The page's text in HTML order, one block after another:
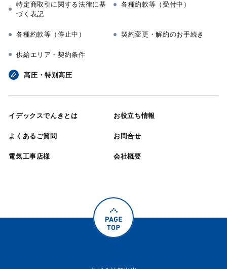
特定商取引に関する法律に基
づく表記
各種約款等（受付中）
各種約款等（停止中） 契約変更・解約のお手続き
供給エリア・契約条件
高圧・特別高圧
イデックスでんきとは お役立ち情報
よくあるご質問 お問合せ
電気工事店様 会社概要